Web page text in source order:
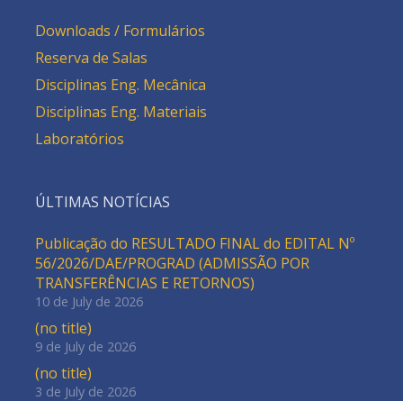
Downloads / Formulários
Reserva de Salas
Disciplinas Eng. Mecânica
Disciplinas Eng. Materiais
Laboratórios
ÚLTIMAS NOTÍCIAS
Publicação do RESULTADO FINAL do EDITAL Nº
56/2026/DAE/PROGRAD (ADMISSÃO POR
TRANSFERÊNCIAS E RETORNOS)
10 de July de 2026
(no title)
9 de July de 2026
(no title)
3 de July de 2026